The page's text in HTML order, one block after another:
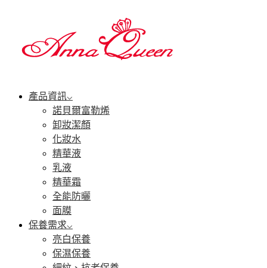
產品資訊
諾貝爾富勒烯
卸妝潔顏
化妝水
精華液
乳液
精華霜
全能防曬
面膜
保養需求
亮白保養
保濕保養